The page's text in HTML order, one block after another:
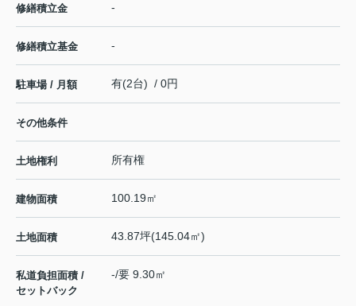
修繕積立金 -
修繕積立基金 -
駐車場 / 月額 有(2台) / 0円
その他条件
土地権利 所有権
建物面積 100.19㎡
土地面積 43.87坪(145.04㎡)
私道負担面積 /
セットバック
-/要 9.30㎡